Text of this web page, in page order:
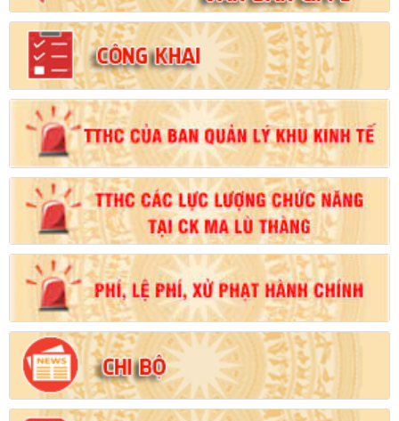
Số:102/2024/NĐ-CP
Tên:(Nghị định Quy định chi tiết thi hành một số điều của Luật
Đất đai)
Ngày ban hành: (21/08/2024)
Số:103/2024/NĐ-CP
Tên:(Nghị định Quy định về tiền sử dụng đất, tiền thuê đất)